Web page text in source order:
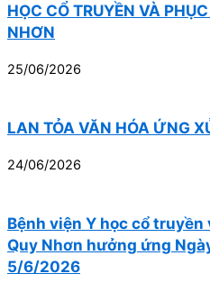
HỌC CỔ TRUYỀN VÀ
NHƠN
25/06/2026
LAN TỎA VĂN HÓA ỨNG
24/06/2026
Bệnh viện Y học cổ
Quy Nhơn hưởng ứng
5/6/2026